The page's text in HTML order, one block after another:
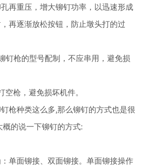
再重压，增大铆钉功率，以迅速形成
再逐渐放松按钮，防止墩头打的过
钉枪的型号配制，不应串用，避免损
枪，避免损坏机件。
枪种类这么多,那么铆钉的方式也是很
的说一下铆钉的方式:
单面铆接、双面铆接。单面铆接操作